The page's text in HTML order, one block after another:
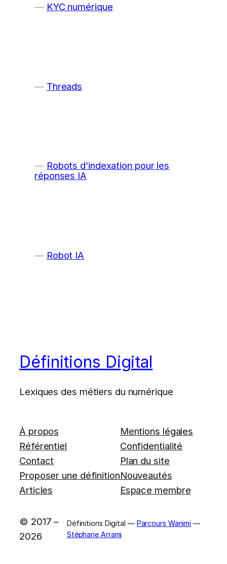
KYC numérique
Threads
Robots d’indexation pour les
réponses IA
Robot IA
Définitions Digital
Lexiques des métiers du numérique
À propos
Référentiel
Contact
Proposer une définition
Articles
Mentions légales
Confidentialité
Plan du site
Nouveautés
Espace membre
© 2017 –
2026
Définitions Digital — Parcours Wanimi —
Stéphane Arrami